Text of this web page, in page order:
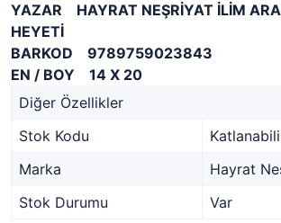
YAZAR HAYRAT NEŞRİYAT İLİM
HEYETİ
BARKOD 9789759023843
EN / BOY 14 X 20
Diğer Özellikler
Stok Kodu
Marka
Hayrat
Stok Durumu
Var